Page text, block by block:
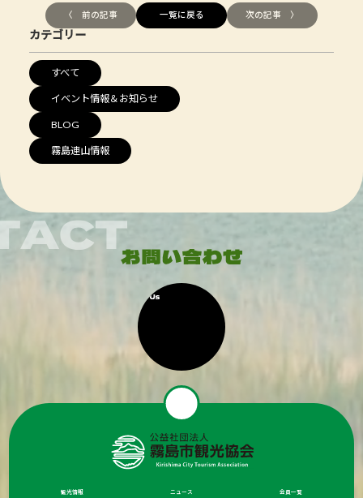
〈 前の記事 一覧に戻る 次の記事 〉
カテゴリー
すべて
イベント情報＆お知らせ
BLOG
霧島連山情報
観光情報 ニュース 会員一覧